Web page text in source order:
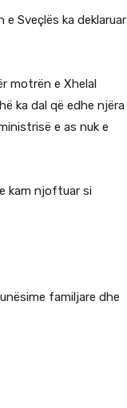
Sveçlës ka deklaruar
motrën e Xhelal
ka dal që edhe njëra
e as nuk e
kam njoftuar si
familjare dhe